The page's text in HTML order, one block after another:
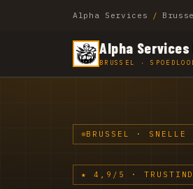
Alpha Services /
Alpha
BRUSSEL ·
BRUSSEL ·
★ 4,9/5 ·